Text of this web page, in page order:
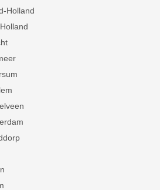
goede bereibaarheid voor onze
worden apart in rekening
Holland